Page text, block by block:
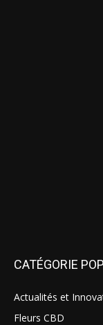
CATÉGORIE
Actualités et
Fleurs CBD